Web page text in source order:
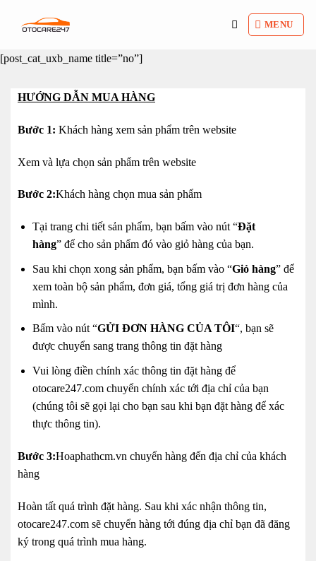
dung
MENU
[post_cat_uxb_name title=”no”]
HƯỚNG DẪN MUA HÀNG
Bước 1: Khách hàng xem sản phẩm trên website
Xem và lựa chọn sản phẩm trên website
Bước 2:Khách hàng chọn mua sản phẩm
Tại trang chi tiết sản phẩm, bạn bấm vào nút “Đặt
hàng” để cho sản phẩm đó vào giỏ hàng của bạn.
Sau khi chọn xong sản phẩm, bạn bấm vào “Giỏ hàng” để
xem toàn bộ sản phẩm, đơn giá, tổng giá trị đơn hàng của
mình.
Bấm vào nút “GỬI ĐƠN HÀNG CỦA TÔI“, bạn sẽ
được chuyển sang trang thông tin đặt hàng
Vui lòng điền chính xác thông tin đặt hàng để
otocare247.com chuyển chính xác tới địa chỉ của bạn
(chúng tôi sẽ gọi lại cho bạn sau khi bạn đặt hàng để xác
thực thông tin).
Bước 3:Hoaphathcm.vn chuyển hàng đến địa chỉ của khách
hàng
Hoàn tất quá trình đặt hàng. Sau khi xác nhận thông tin,
otocare247.com sẽ chuyển hàng tới đúng địa chỉ bạn đã đăng
ký trong quá trình mua hàng.